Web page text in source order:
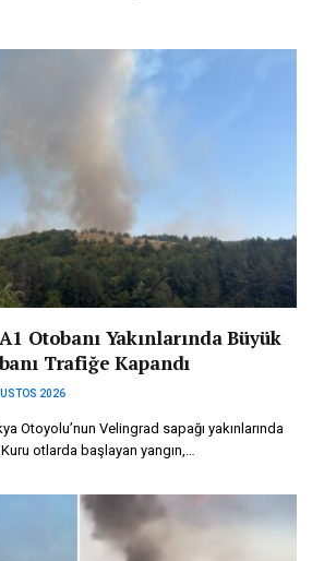
Otobanı Yakınlarında Büyük
Trafiğe Kapandı
2026
Otoyolu’nun Velingrad sapağı yakınlarında
otlarda başlayan yangın,…